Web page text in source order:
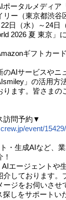
ポータルメディア
リー（東京都渋谷
日（水）～24日
2026 夏 東京」
ギフトカー
のAIサービスやニ
」の活用方
ります。皆さまの
訪問予約▼
event/
・生成AIなど、
エージェントや
介しております。
ージをお伺いさせ
探しをサポートい